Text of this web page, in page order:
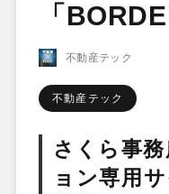
「
不動産テック
不動産テック
さくら事
ョン専用